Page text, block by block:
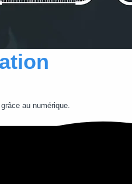
au numérique.